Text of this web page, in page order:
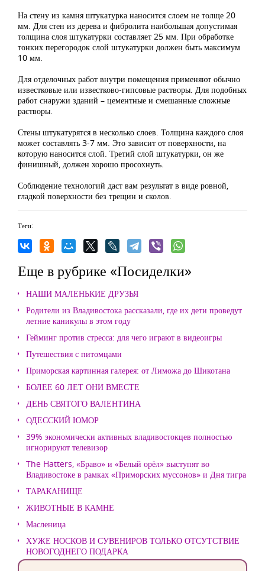
На стену из камня штукатурка наносится слоем не толще 20
мм. Для стен из дерева и фибролита наибольшая допустимая
толщина слоя штукатурки составляет 25 мм. При обработке
тонких перегородок слой штукатурки должен быть максимум
10 мм.
Для отделочных работ внутри помещения применяют обычно
известковые или известково-гипсовые растворы. Для подобных
работ снаружи зданий – цементные и смешанные сложные
растворы.
Стены штукатурятся в несколько слоев. Толщина каждого слоя
может составлять 3-7 мм. Это зависит от поверхности, на
которую наносится слой. Третий слой штукатурки, он же
финишный, должен хорошо просохнуть.
Соблюдение технологий даст вам результат в виде ровной,
гладкой поверхности без трещин и сколов.
Теги:
Еще в рубрике «Посиделки»
НАШИ МАЛЕНЬКИЕ ДРУЗЬЯ
Родители из Владивостока рассказали, где их дети проведут
летние каникулы в этом году
Гейминг против стресса: для чего играют в видеоигры
Путешествия с питомцами
Приморская картинная галерея: от Лиможа до Шикотана
БОЛЕЕ 60 ЛЕТ ОНИ ВМЕСТЕ
ДЕНЬ СВЯТОГО ВАЛЕНТИНА
ОДЕССКИЙ ЮМОР
39% экономически активных владивостокцев полностью
игнорируют телевизор
The Hatters, «Браво» и «Белый орёл» выступят во
Владивостоке в рамках «Приморских муссонов» и Дня тигра
ТАРАКАНИЩЕ
ЖИВОТНЫЕ В КАМНЕ
Масленица
ХУЖЕ НОСКОВ И СУВЕНИРОВ ТОЛЬКО ОТСУТСТВИЕ
НОВОГОДНЕГО ПОДАРКА